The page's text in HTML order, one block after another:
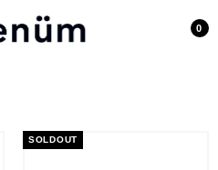
0
SOLDOUT